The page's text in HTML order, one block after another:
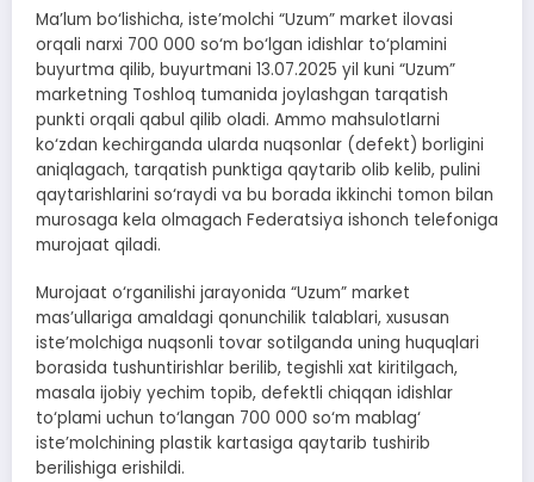
Ma’lum bo‘lishicha, iste’molchi “Uzum” market ilovasi
orqali narxi 700 000 so‘m bo‘lgan idishlar to‘plamini
buyurtma qilib, buyurtmani 13.07.2025 yil kuni “Uzum”
marketning Toshloq tumanida joylashgan tarqatish
punkti orqali qabul qilib oladi. Ammo mahsulotlarni
ko‘zdan kechirganda ularda nuqsonlar (defekt) borligini
aniqlagach, tarqatish punktiga qaytarib olib kelib, pulini
qaytarishlarini so‘raydi va bu borada ikkinchi tomon bilan
murosaga kela olmagach Federatsiya ishonch telefoniga
murojaat qiladi.
Murojaat o‘rganilishi jarayonida “Uzum” market
mas’ullariga amaldagi qonunchilik talablari, xususan
iste’molchiga nuqsonli tovar sotilganda uning huquqlari
borasida tushuntirishlar berilib, tegishli xat kiritilgach,
masala ijobiy yechim topib, defektli chiqqan idishlar
to‘plami uchun to‘langan 700 000 so‘m mablag‘
iste’molchining plastik kartasiga qaytarib tushirib
berilishiga erishildi.